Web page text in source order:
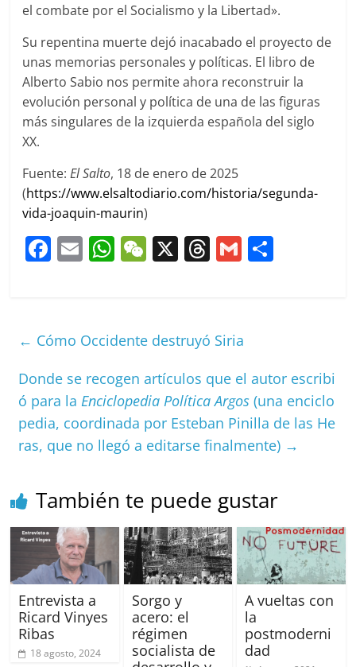
el combate por el Socialismo y la Libertad».
Su repentina muerte dejó inacabado el proyecto de
unas memorias personales y políticas. El libro de
Alberto Sabio nos permite ahora reconstruir la
evolución personal y política de una de las figuras
más singulares de la izquierda española del siglo
XX.
Fuente:El Salto, 18 de enero de 2025
(https://www.elsaltodiario.com/historia/segunda-
vida-joaquin-maurin)
F
b
o
o
k
E W
A
p
p
W
at
X T
d
s
G
tir
← Cómo Occidente destruyó Siria
Donde se recogen artículos que el autor escribi
ó para laEnciclopedia Política Argos (una enciclo
pedia, coordinada por Esteban Pinilla de las He
ras, que no llegó a editarse finalmente) →
También te puede gustar
Entrevista a
Ricard Vinyes
Ribas
18 agosto, 2024
Sorgo y
acero: el
régimen
socialista de
A vueltas con
la
postmoderni
dad